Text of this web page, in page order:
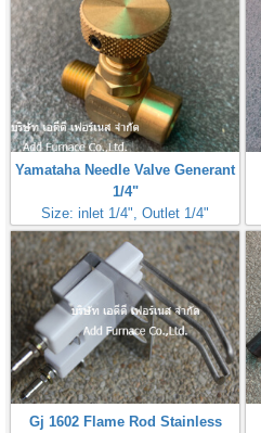
Yamataha Needle Valve Generant
1/4"
Size: inlet 1/4", Outlet 1/4"
Max Inlet
Pressure:50PSI(3,5Bar,350kPa)
Gj 1602 Flame Rod Stainless